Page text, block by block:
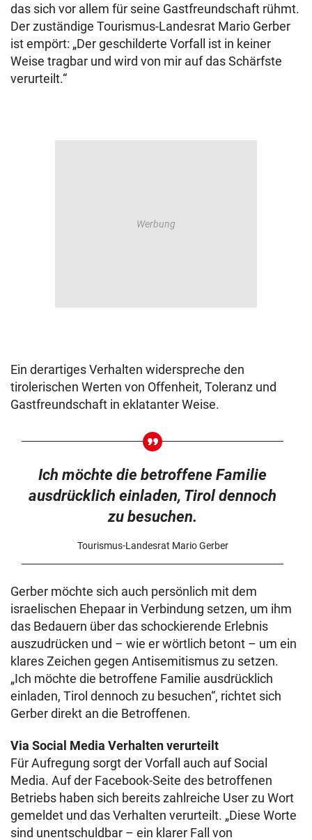
das sich vor allem für seine Gastfreundschaft rühmt.
Der zuständige Tourismus-Landesrat Mario Gerber
ist empört: „Der geschilderte Vorfall ist in keiner
Weise tragbar und wird von mir auf das Schärfste
verurteilt.“
Ein derartiges Verhalten widerspreche den
tirolerischen Werten von Offenheit, Toleranz und
Gastfreundschaft in eklatanter Weise.
Ich möchte die betroffene Familie
ausdrücklich einladen, Tirol dennoch
zu besuchen.
Tourismus-Landesrat Mario Gerber
Gerber möchte sich auch persönlich mit dem
israelischen Ehepaar in Verbindung setzen, um ihm
das Bedauern über das schockierende Erlebnis
auszudrücken und – wie er wörtlich betont – um ein
klares Zeichen gegen Antisemitismus zu setzen.
„Ich möchte die betroffene Familie ausdrücklich
einladen, Tirol dennoch zu besuchen“, richtet sich
Gerber direkt an die Betroffenen.
Via Social Media Verhalten verurteilt
Für Aufregung sorgt der Vorfall auch auf Social
Media. Auf der Facebook-Seite des betroffenen
Betriebs haben sich bereits zahlreiche User zu Wort
gemeldet und das Verhalten verurteilt. „Diese Worte
sind unentschuldbar – ein klarer Fall von